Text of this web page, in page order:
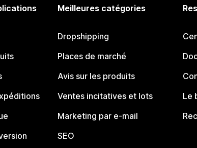
Meilleures catégories
Dropshipping
Places de marché
Avis sur les produits
Ventes incitatives et lots
Marketing par e-mail
SEO
Le